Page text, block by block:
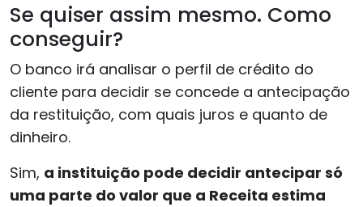
Se quiser assim mesmo. Como
conseguir?
O banco irá analisar o perfil de crédito do
cliente para decidir se concede a antecipação
da restituição, com quais juros e quanto de
dinheiro.
Sim, a instituição pode decidir antecipar só
uma parte do valor que a Receita estima